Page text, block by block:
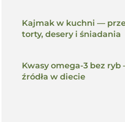
Kajmak w kuchni —
torty, desery i śniadania
Kwasy omega-3 bez
źródła w diecie